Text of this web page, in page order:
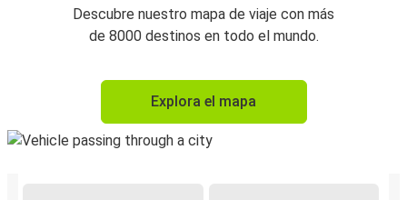
Descubre nuestro mapa de viaje con más
de 8000 destinos en todo el mundo.
Explora el mapa